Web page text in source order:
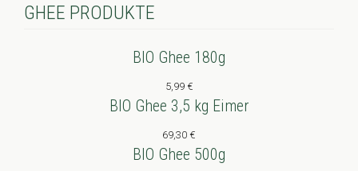
GHEE PRODUKTE
BIO Ghee 180g
5,99 €
BIO Ghee 3,5 kg Eimer
69,30 €
BIO Ghee 500g